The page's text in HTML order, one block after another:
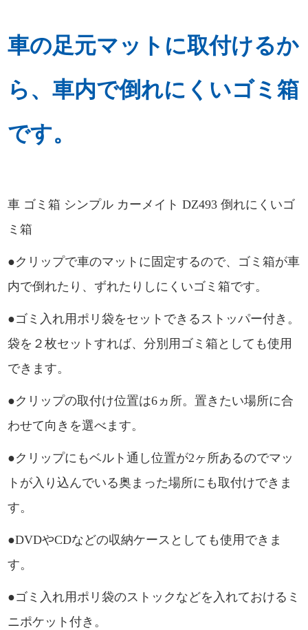
車の足元マットに取付けるか
ら、車内で倒れにくいゴミ箱
です。
車 ゴミ箱 シンプル カーメイト DZ493 倒れにくいゴ
ミ箱
●クリップで車のマットに固定するので、ゴミ箱が車
内で倒れたり、ずれたりしにくいゴミ箱です。
●ゴミ入れ用ポリ袋をセットできるストッパー付き。
袋を２枚セットすれば、分別用ゴミ箱としても使用
できます。
●クリップの取付け位置は6ヵ所。置きたい場所に合
わせて向きを選べます。
●クリップにもベルト通し位置が2ヶ所あるのでマッ
トが入り込んでいる奥まった場所にも取付けできま
す。
●DVDやCDなどの収納ケースとしても使用できま
す。
●ゴミ入れ用ポリ袋のストックなどを入れておけるミ
ニポケット付き。